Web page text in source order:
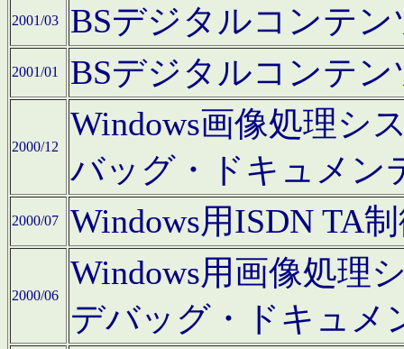
2001/03 BSデジタルコンテ
2001/01 BSデジタルコンテ
2000/12
Windows画像処理シ
バッグ・ドキュメン
2000/07 Windows用ISDN TA
2000/06
Windows用画像処理
デバッグ・ドキュメ